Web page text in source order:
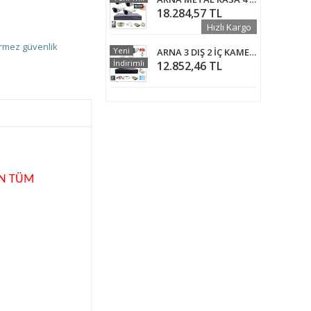
güvenlik
TÜM
18.284,57 TL
Hızlı Kargo
ARNA 3 DIŞ 2 İÇ KAMERALI 2 MP 1080P 500 GB HARDDİSK DAHİL AHD GÜVENLİK SETİ - ST-232500
12.852,46 TL
Yeni
İndirimli